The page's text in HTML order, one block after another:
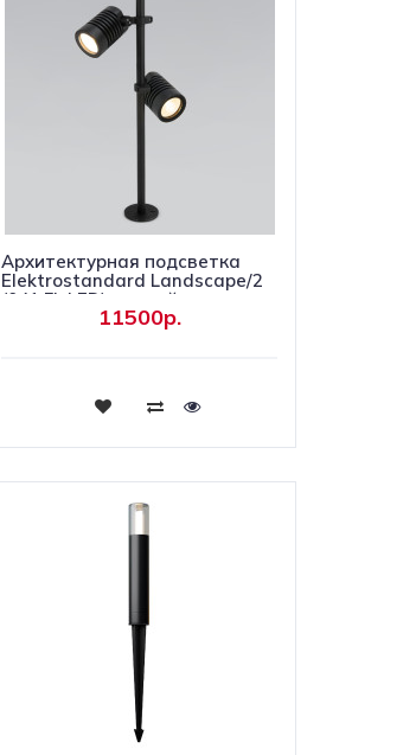
Архитектурная подсветка
Elektrostandard Landscape/2
(041 FL LED) черный
4690389184215 a058259
11500р.
Купить